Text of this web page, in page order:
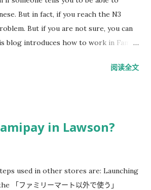
（ほんかく） 濃厚ビザまん（のうこ
あじつけ） 結び白滝（むすびしらたき）
かく） 厚揚（あつあげ） 焼きちくわ（や
き） ウインナー巻（まき） 野菜さつま
まご） あらびき...
But in fact, if you reach the N3
But if you are not sure, you can
blog introduces how to work in Family
阅读全文
in Lawson?
used in other stores are: Launching
「ファミリーマート以外で使う」